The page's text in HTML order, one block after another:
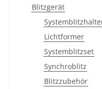
Blitzgerät
Lichtformer
Systemblitzset
Synchroblitz
Blitzzubehör